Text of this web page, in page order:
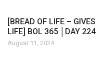
[BREAD OF LIFE – GIVES
LIFE] BOL 365 │DAY 224
August 11, 2024